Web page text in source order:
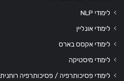
לימודי NLP
לימודי אונליין
לימודי אקסס בארס
לימודי מיסטיקה
לימודי פסיכותרפיה / פסיכותרפיה רוחנית